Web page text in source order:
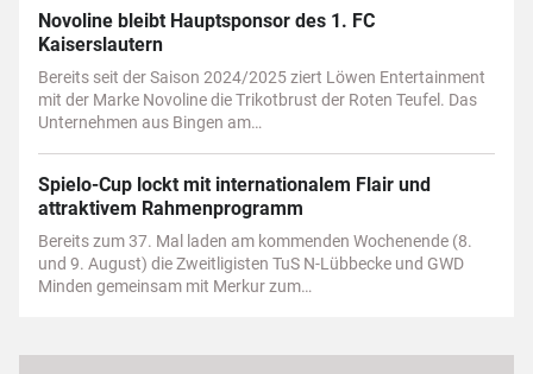
Novoline bleibt Hauptsponsor des 1. FC
Kaiserslautern
Bereits seit der Saison 2024/2025 ziert Löwen Entertainment
mit der Marke Novoline die Trikotbrust der Roten Teufel. Das
Unternehmen aus Bingen am…
Spielo-Cup lockt mit internationalem Flair und
attraktivem Rahmenprogramm
Bereits zum 37. Mal laden am kommenden Wochenende (8.
und 9. August) die Zweitligisten TuS N-Lübbecke und GWD
Minden gemeinsam mit Merkur zum…